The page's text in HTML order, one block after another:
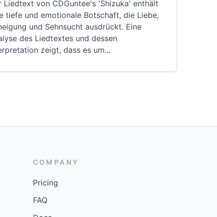
Liedtext von CDGuntee's 'Shizuka' enthält
tiefe und emotionale Botschaft, die Liebe,
und Sehnsucht ausdrückt. Eine
des Liedtextes und dessen
zeigt, dass es um...
COMPANY
Pricing
FAQ